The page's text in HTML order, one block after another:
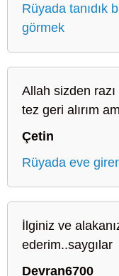
Rüyada tanıdık
görmek
Allah sizden razı
tez geri alırım
Çetin
Rüyada eve
İlginiz ve
ederim..saygılar
Devran6700